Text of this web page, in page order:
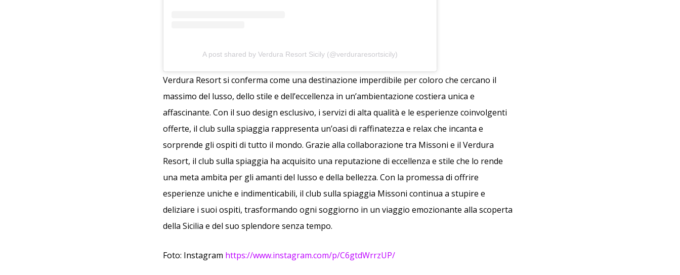
A post shared by Verdura Resort Sicily (@verduraresortsicily)
Verdura Resort si conferma come una destinazione imperdibile per coloro che cercano il
massimo del lusso, dello stile e dell’eccellenza in un’ambientazione costiera unica e
affascinante. Con il suo design esclusivo, i servizi di alta qualità e le esperienze coinvolgenti
offerte, il club sulla spiaggia rappresenta un’oasi di raffinatezza e relax che incanta e
sorprende gli ospiti di tutto il mondo. Grazie alla collaborazione tra Missoni e il Verdura
Resort, il club sulla spiaggia ha acquisito una reputazione di eccellenza e stile che lo rende
una meta ambita per gli amanti del lusso e della bellezza. Con la promessa di offrire
esperienze uniche e indimenticabili, il club sulla spiaggia Missoni continua a stupire e
deliziare i suoi ospiti, trasformando ogni soggiorno in un viaggio emozionante alla scoperta
della Sicilia e del suo splendore senza tempo.
Foto: Instagram https://www.instagram.com/p/C6gtdWrrzUP/